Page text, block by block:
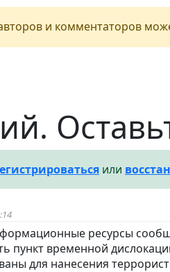
и комментаторов
или
ресурсы
пункт временной
для нанесения